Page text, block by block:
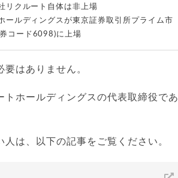
リクルート自体は非上場
ールディングスが東京証券取引所プライム市
コード6098)に上場
はありません。
ホールディングスの代表取締役であ
は、以下の記事をご覧ください。